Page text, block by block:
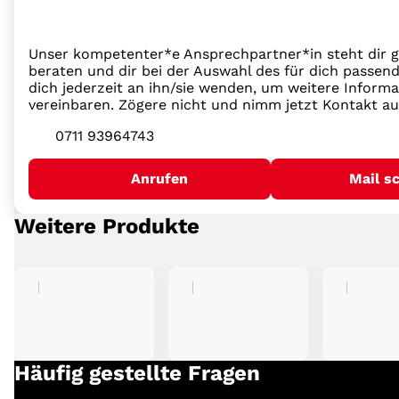
Unser kompetenter*e Ansprechpartner*in steht dir
beraten und dir bei der Auswahl des für dich
dich jederzeit an ihn/sie wenden, um weitere
vereinbaren. Zögere nicht und nimm jetzt Kontakt
0711 93964743
Anrufen Mail
Weitere Produkte
Häufig gestellte Fragen